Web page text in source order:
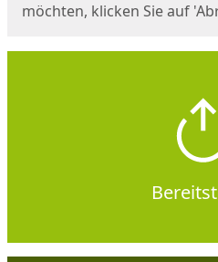
möchten, klicken Sie auf